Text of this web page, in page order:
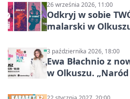
26 września 2026, 11:00
Odkryj w sobie
malarski w
3 października 2026, 18:00
Ewa Błachnio z
w Olkuszu.